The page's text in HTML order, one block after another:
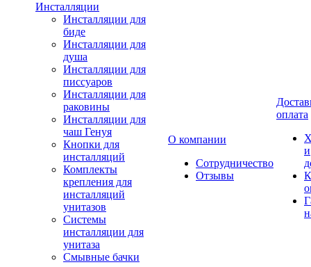
Инсталляции
Инсталляции для
биде
Инсталляции для
душа
Инсталляции для
писсуаров
Инсталляции для
раковины
Инсталляции для
чаш Генуя
Кнопки для
инсталляций
Комплекты
крепления для
инсталляций
унитазов
Системы
инсталляции для
унитаза
Смывные бачки
О компании
Сотрудничество
Отзывы
оплата
и